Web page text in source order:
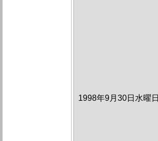
1998年9月30日水曜日